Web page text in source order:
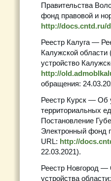
Правительства
фонд правовой и
http://docs.cntd.ru/
Реестр Калуга —
Калужской области
устройство
http://
обращения:
Реестр Курск — Об
территориальных
Постановление
Электронный фонд
URL: http://
22.03.2021).
Реестр Новгород —
устройства